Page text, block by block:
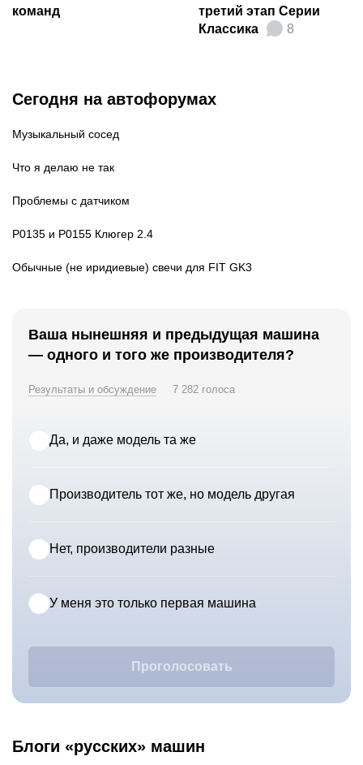
команд
третий этап Серии
Классика
8
Сегодня на автофорумах
Музыкальный сосед
Что я делаю не так
Проблемы с датчиком
P0135 и P0155 Клюгер 2.4
Обычные (не иридиевые) свечи для FIT GK3
Ваша нынешняя и предыдущая машина
— одного и того же производителя?
Результаты и обсуждение 7 282 голоса
Да, и даже модель та же
Производитель тот же, но модель другая
Нет, производители разные
У меня это только первая машина
Проголосовать
Блоги «русских» машин